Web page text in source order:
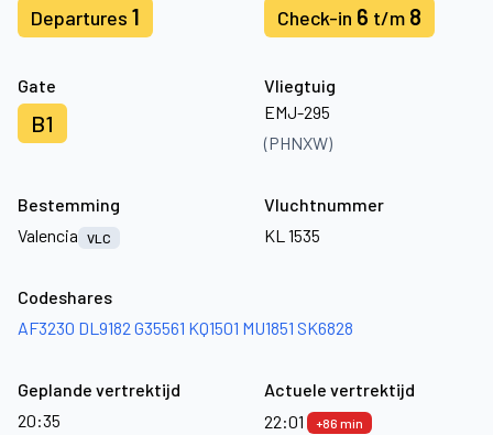
Departures 1 Check-in 6 t/m 8
Gate
B1
Vliegtuig
EMJ-295
(PHNXW)
Bestemming
Valencia
VLC
Vluchtnummer
KL 1535
Codeshares
AF3230 DL9182 G35561 KQ1501 MU1851 SK6828
Geplande vertrektijd
20:35
Actuele vertrektijd
22:01
+86 min